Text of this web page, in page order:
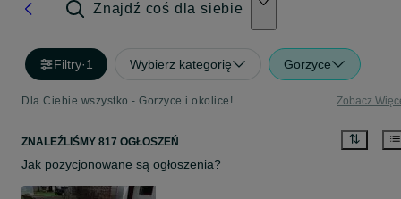
Znajdź coś dla siebie
Filtry·1 Wybierz kategorię Gorzyce
Dla Ciebie wszystko - Gorzyce i okolice! Zobacz
ZNALEŹLIŚMY 817 OGŁOSZEŃ
Jak pozycjonowane są ogłoszenia?